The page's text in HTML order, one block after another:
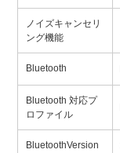
ノイズキャンセリ
ング機能
Bluetooth
Bluetooth 対応プ
ロファイル
BluetoothVersion